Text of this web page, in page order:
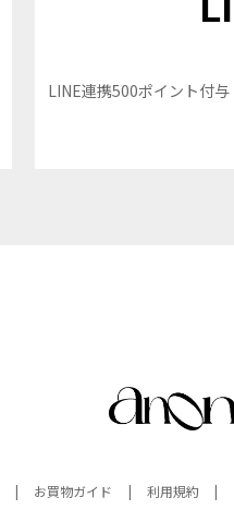
LINE連携500ポイント付
お買物ガイド 利用規約